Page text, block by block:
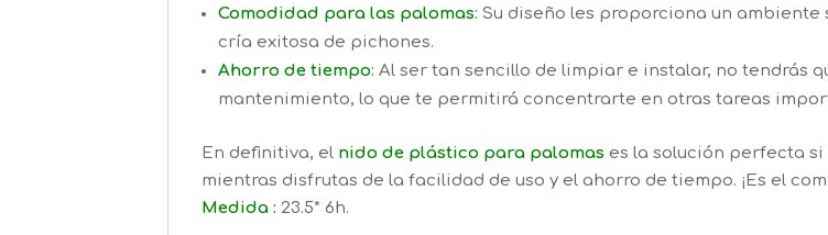
Comodidad para las palomas: Su diseño les proporciona un
cría exitosa de pichones.
Ahorro de tiempo: Al ser tan sencillo de limpiar e instalar, no tendrás
mantenimiento, lo que te permitirá concentrarte en otras tareas
En definitiva, el nido de plástico para palomas es la solución perfecta si
mientras disfrutas de la facilidad de uso y el ahorro de tiempo. ¡Es el
Medida : 23.5* 6h.